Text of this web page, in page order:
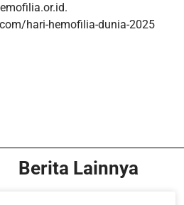
hari-hemofilia-dunia-2025
Berita Lainnya